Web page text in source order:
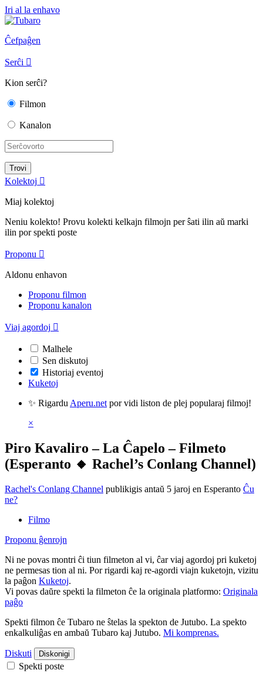
Iri al la enhavo
Ĉefpaĝen
Serĉi 
Kion serĉi?
Filmon
Kanalon
Kolektoj 
Miaj kolektoj
Neniu kolekto! Provu kolekti kelkajn filmojn per ŝati ilin aŭ marki
ilin por spekti poste
Proponu 
Aldonu enhavon
Proponu filmon
Proponu kanalon
Viaj agordoj 
Malhele
Sen diskutoj
Historiaj eventoj
Kuketoj
✨ Rigardu Aperu.net por vidi liston de plej popularaj filmoj!
×
Piro Kavaliro – La Ĉapelo – Filmeto
(Esperanto 🔸 Rachel’s Conlang Channel)
Rachel's Conlang Channel publikigis antaŭ 5 jaroj en Esperanto Ĉu
ne?
Filmo
Proponu ĝenrojn
Ni ne povas montri ĉi tiun filmeton al vi, ĉar viaj agordoj pri kuketoj
ne permesas tion al ni. Por rigardi kaj re-agordi viajn kuketojn, vizitu
la paĝon Kuketoj.
Vi povas daŭre spekti la filmeton ĉe la originala platformo: Originala
paĝo
Spekti filmon ĉe Tubaro ne ŝtelas la spekton de Jutubo. La spekto
enkalkuliĝas en ambaŭ Tubaro kaj Jutubo. Mi komprenas.
Diskuti Diskonigi
Spekti poste